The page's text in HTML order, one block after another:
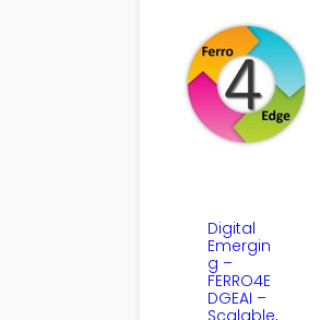
Digital
Emergin
g –
FERRO4E
DGEAI –